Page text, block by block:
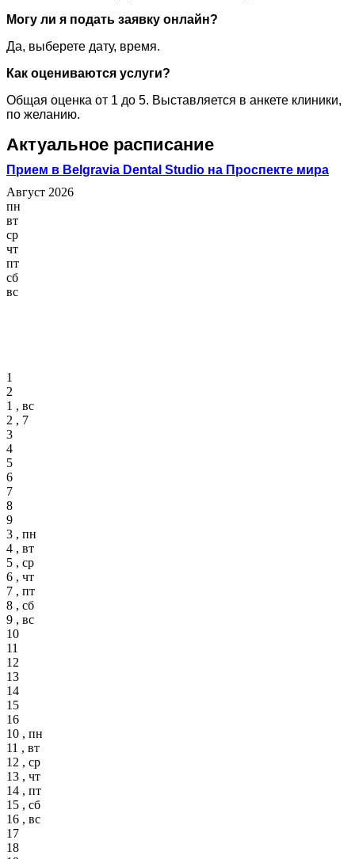
Могу ли я подать заявку онлайн?
Да, выберете дату, время.
Как оцениваются услуги?
Общая оценка от 1 до 5. Выставляется в анкете клиники,
по желанию.
Актуальное расписание
Прием в Belgravia Dental Studio на Проспекте мира
Август 2026
пн
вт
ср
чт
пт
сб
вс
1
2
1 , вс
2 , 7
3
4
5
6
7
8
9
3 , пн
4 , вт
5 , ср
6 , чт
7 , пт
8 , сб
9 , вс
10
11
12
13
14
15
16
10 , пн
11 , вт
12 , ср
13 , чт
14 , пт
15 , сб
16 , вс
17
18